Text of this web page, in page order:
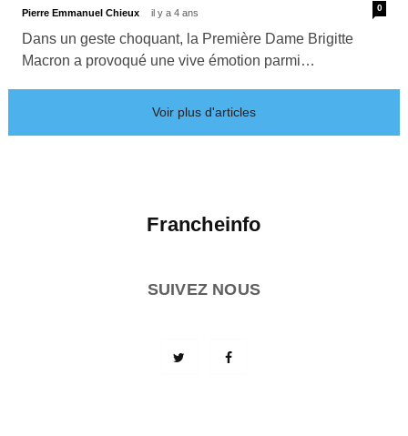
Pierre Emmanuel Chieux il y a 4 ans 0
Dans un geste choquant, la Première Dame Brigitte
Macron a provoqué une vive émotion parmi…
Voir plus d'articles
Francheinfo
SUIVEZ NOUS